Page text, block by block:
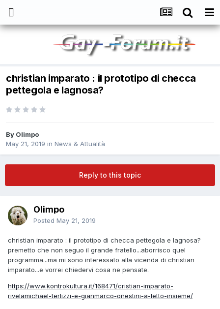
christian imparato : il prototipo di checca
pettegola e lagnosa?
By Olimpo
May 21, 2019 in News & Attualità
Reply to this topic
Olimpo
Posted May 21, 2019
christian imparato : il prototipo di checca pettegola e lagnosa?
premetto che non seguo il grande fratello...aborrisco quel
programma...ma mi sono interessato alla vicenda di christian
imparato...e vorrei chiedervi cosa ne pensate.
https://www.kontrokultura.it/168471/cristian-imparato-
rivelamichael-terlizzi-e-gianmarco-onestini-a-letto-insieme/